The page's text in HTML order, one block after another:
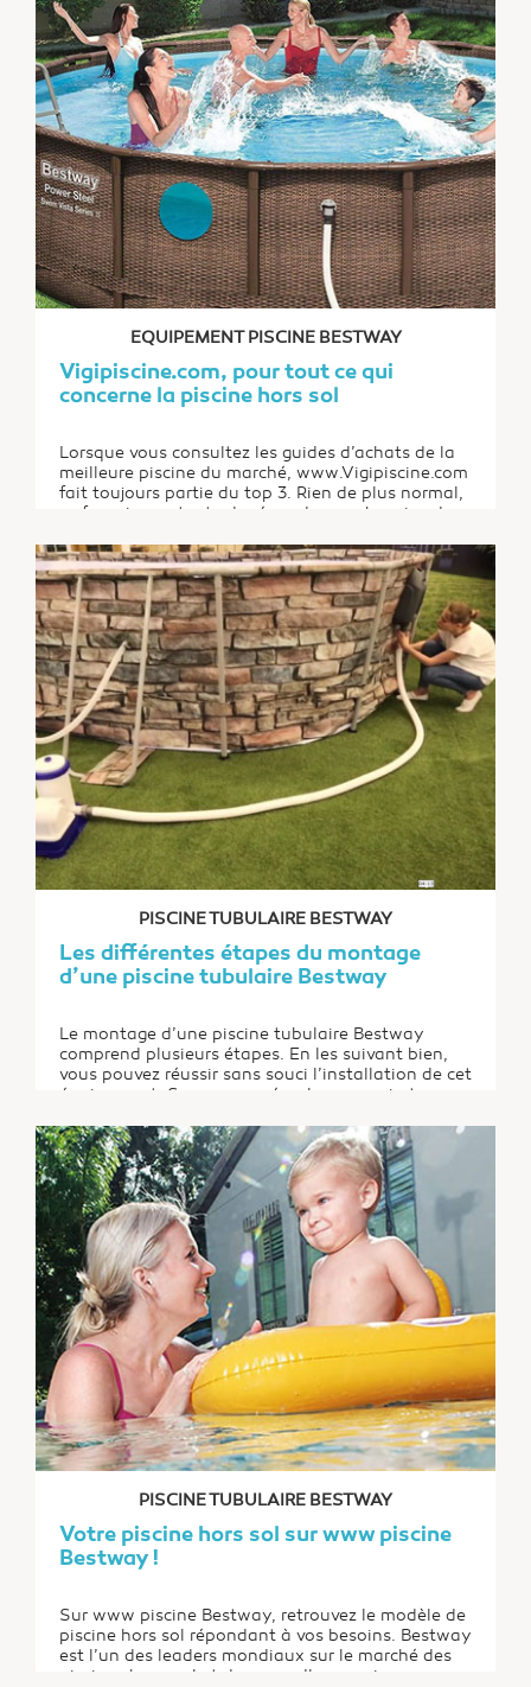
EQUIPEMENT PISCINE BESTWAY
Vigipiscine.com, pour tout ce qui
concerne la piscine hors sol
Lorsque vous consultez les guides d’achats de la
meilleure piscine du marché, www.Vigipiscine.com
fait toujours partie du top 3. Rien de plus normal,
ce fournisseur tente de répondre aux besoins des
nombreuses années. Il dispose d’une très large
gamme de modèles.
PISCINE TUBULAIRE BESTWAY
Les différentes étapes du montage
d’une piscine tubulaire Bestway
Le montage d’une piscine tubulaire Bestway
comprend plusieurs étapes. En les suivant bien,
vous pouvez réussir sans souci l’installation de cet
équipement. Soyez rassuré, cela ne requiert pas
seulement quelques heures, vous pouvez déjà
vous plonger dans votre piscine pour profiter de...
PISCINE TUBULAIRE BESTWAY
Votre piscine hors sol sur www piscine
Bestway !
Sur www piscine Bestway, retrouvez le modèle de
piscine hors sol répondant à vos besoins. Bestway
est l’un des leaders mondiaux sur le marché des
piscines hors-sol et des spas. Il a acquis sa